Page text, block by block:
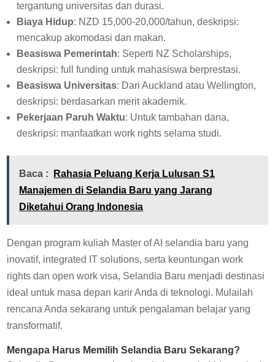
tergantung universitas dan durasi.
Biaya Hidup: NZD 15,000-20,000/tahun, deskripsi:
mencakup akomodasi dan makan.
Beasiswa Pemerintah: Seperti NZ Scholarships,
deskripsi: full funding untuk mahasiswa berprestasi.
Beasiswa Universitas: Dari Auckland atau Wellington,
deskripsi: berdasarkan merit akademik.
Pekerjaan Paruh Waktu: Untuk tambahan dana,
deskripsi: manfaatkan work rights selama studi.
Baca :
Rahasia Peluang Kerja Lulusan S1
Manajemen di Selandia Baru yang Jarang
Diketahui Orang Indonesia
Dengan program kuliah Master of AI selandia baru yang
inovatif, integrated IT solutions, serta keuntungan work
rights dan open work visa, Selandia Baru menjadi destinasi
ideal untuk masa depan karir Anda di teknologi. Mulailah
rencana Anda sekarang untuk pengalaman belajar yang
transformatif.
Mengapa Harus Memilih Selandia Baru Sekarang?